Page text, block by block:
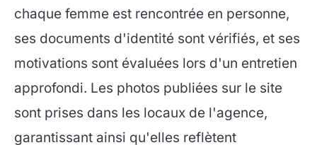
chaque femme est rencontrée en personne,
ses documents d'identité sont vérifiés, et ses
motivations sont évaluées lors d'un entretien
approfondi. Les photos publiées sur le site
sont prises dans les locaux de l'agence,
garantissant ainsi qu'elles reflètent